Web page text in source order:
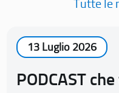
Tutte le
13 Luglio 2026
PODCAST